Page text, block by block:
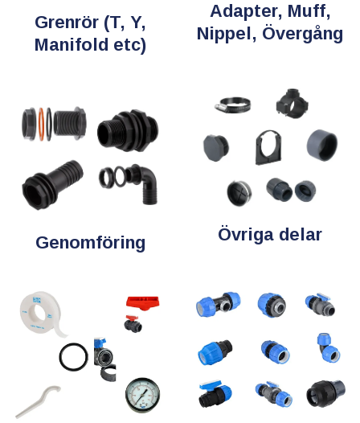
Grenrör (T, Y,
Manifold etc)
Adapter, Muff,
Nippel, Övergång
Genomföring Övriga delar